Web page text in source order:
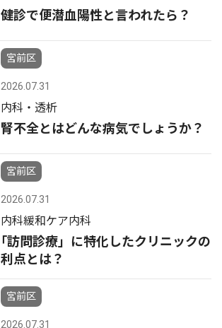
健診で便潜血陽性と言われたら？
宮前区
2026.07.31
内科・透析
腎不全とはどんな病気でしょうか？
宮前区
2026.07.31
内科緩和ケア内科
｢訪問診療」に特化したクリニックの
利点とは？
宮前区
2026.07.31